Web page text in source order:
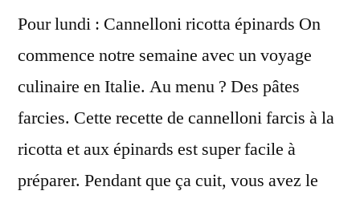
Pour lundi : Cannelloni ricotta épinards On
commence notre semaine avec un voyage
culinaire en Italie. Au menu ? Des pâtes
farcies. Cette recette de cannelloni farcis à la
ricotta et aux épinards est super facile à
préparer. Pendant que ça cuit, vous avez le